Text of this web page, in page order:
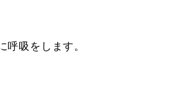
呼吸をします。